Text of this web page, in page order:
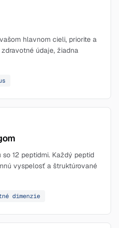
hlavnom cieli, priorite a
údaje, žiadna
12 peptidmi. Každý peptid
vyspelosť a štruktúrované
dimenzie